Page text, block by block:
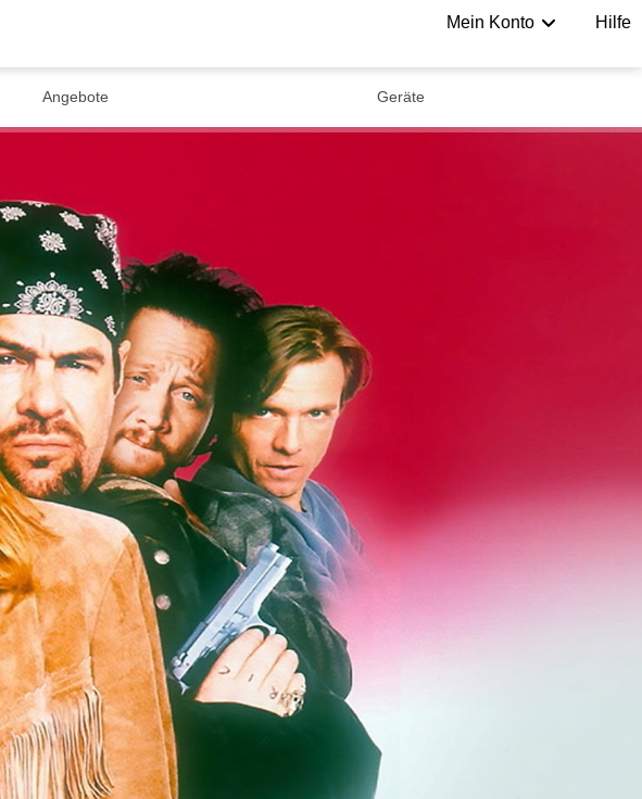
Mein Konto Hilfe
Angebote Geräte